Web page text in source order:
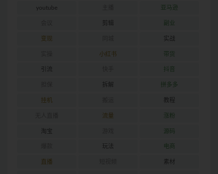
youtube 亚马逊
剪辑 副业
变现 实战
小红书 带货
引流 抖音
拆解 拼多多
挂机 教程
流量 涨粉
淘宝 源码
玩法 电商
直播 素材